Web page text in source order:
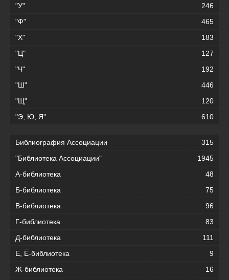
"У"
246
"Ф"
465
"Х"
183
"Ц"
127
"Ч"
192
"Ш"
446
"Щ"
120
"Э, Ю, Я"
610
Библиография Ассоциации
315
"Библиотека Ассоциации"
1945
А-библиотека
48
Б-библиотека
75
В-библиотека
96
Г-библиотека
83
Д-библиотека
111
Е, Ё-библиотека
9
Ж-библиотека
16